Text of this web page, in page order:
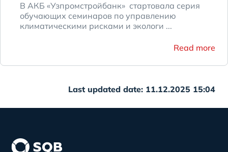
В АКБ «Узпромстройбанк» стартовала серия
обучающих семинаров по управлению
климатическими рисками и экологи ...
Read more
Last updated date: 11.12.2025 15:04